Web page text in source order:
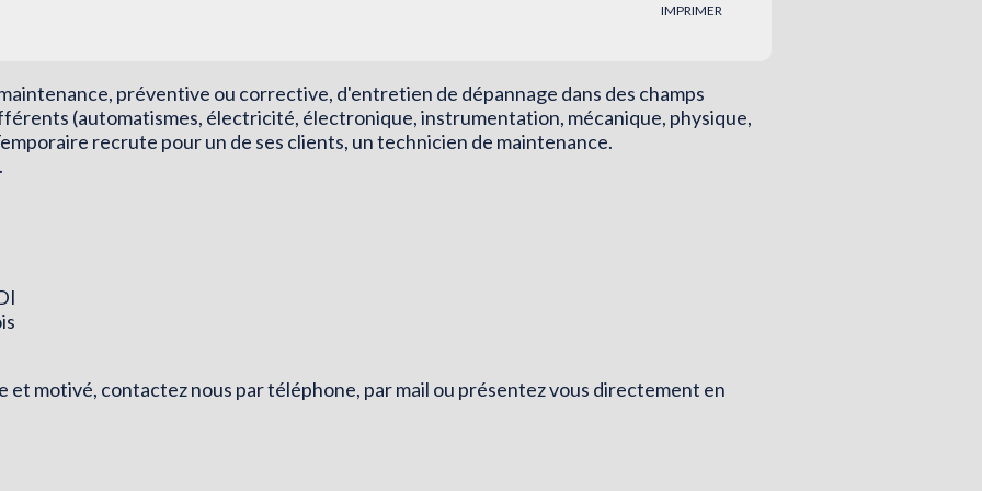
IMPRIMER
préventive ou corrective, d'entretien de dépannage dans des champs
(automatismes, électricité, électronique, instrumentation, mécanique, physique,
recrute pour un de ses clients, un technicien de maintenance.
et motivé, contactez nous par téléphone, par mail ou présentez vous directement en